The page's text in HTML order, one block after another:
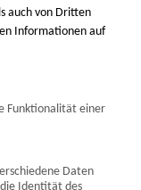
auch von Dritten
Informationen auf
Endgerät abgerufen
Cookies. Bei den
technisch notwendig
die übrigen
Einwilligung
das 16. Lebensjahr
der
Funktionalität einer
Daten
Identität des